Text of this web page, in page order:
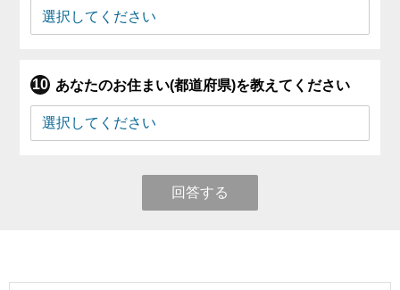
あなたのお住まい(都道府県)を教えてください
回答する